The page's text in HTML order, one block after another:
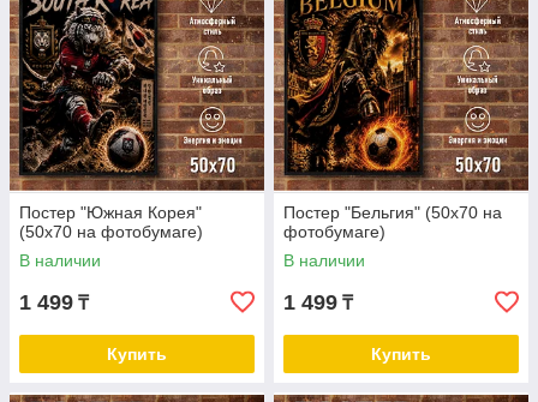
Постер "Южная Корея"
(50х70 на фотобумаге)
В наличии
1 499 ₸
Купить
Постер "Бельгия" (50х70 на
фотобумаге)
В наличии
1 499 ₸
Купить